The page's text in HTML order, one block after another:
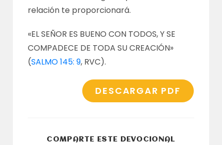
relación te proporcionará.
«EL SEÑOR ES BUENO CON TODOS, Y SE
COMPADECE DE TODA SU CREACIÓN»
(SALMO 145: 9, RVC).
DESCARGAR PDF
COMPARTE ESTE DEVOCIONAL